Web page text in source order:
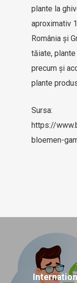
plante la
aproximativ
România și
tăiate,
precum și
plante
Sursa:
https://
bloemen-